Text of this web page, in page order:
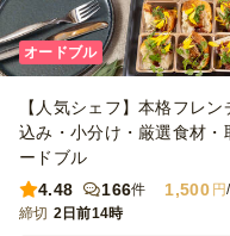
オードブル
【人気シェフ】本格フレ
込み・小分け・厳選食材
ードブル
4.48
166件 1,500 円
締切 2日前14時